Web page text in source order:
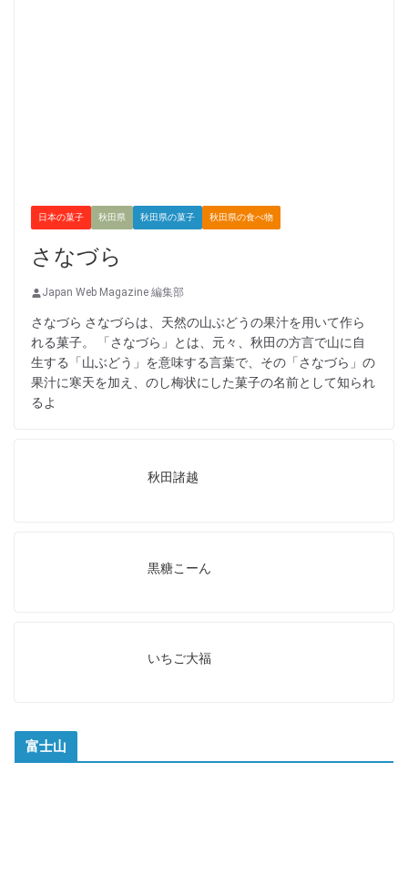
日本の菓子 秋田県 秋田県の菓子 秋田県の食べ物
さなづら
Japan Web Magazine 編集部
さなづら さなづらは、天然の山ぶどうの果汁を用いて作ら
れる菓子。 「さなづら」とは、元々、秋田の方言で山に自
生する「山ぶどう」を意味する言葉で、その「さなづら」の
果汁に寒天を加え、のし梅状にした菓子の名前として知られ
るよ
秋田諸越
黒糖こーん
いちご大福
富士山